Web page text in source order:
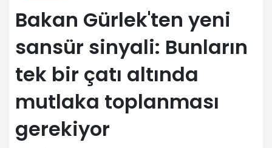
Bakan Gürlek'ten yeni
sansür sinyali: Bunların
tek bir çatı altında
mutlaka toplanması
gerekiyor